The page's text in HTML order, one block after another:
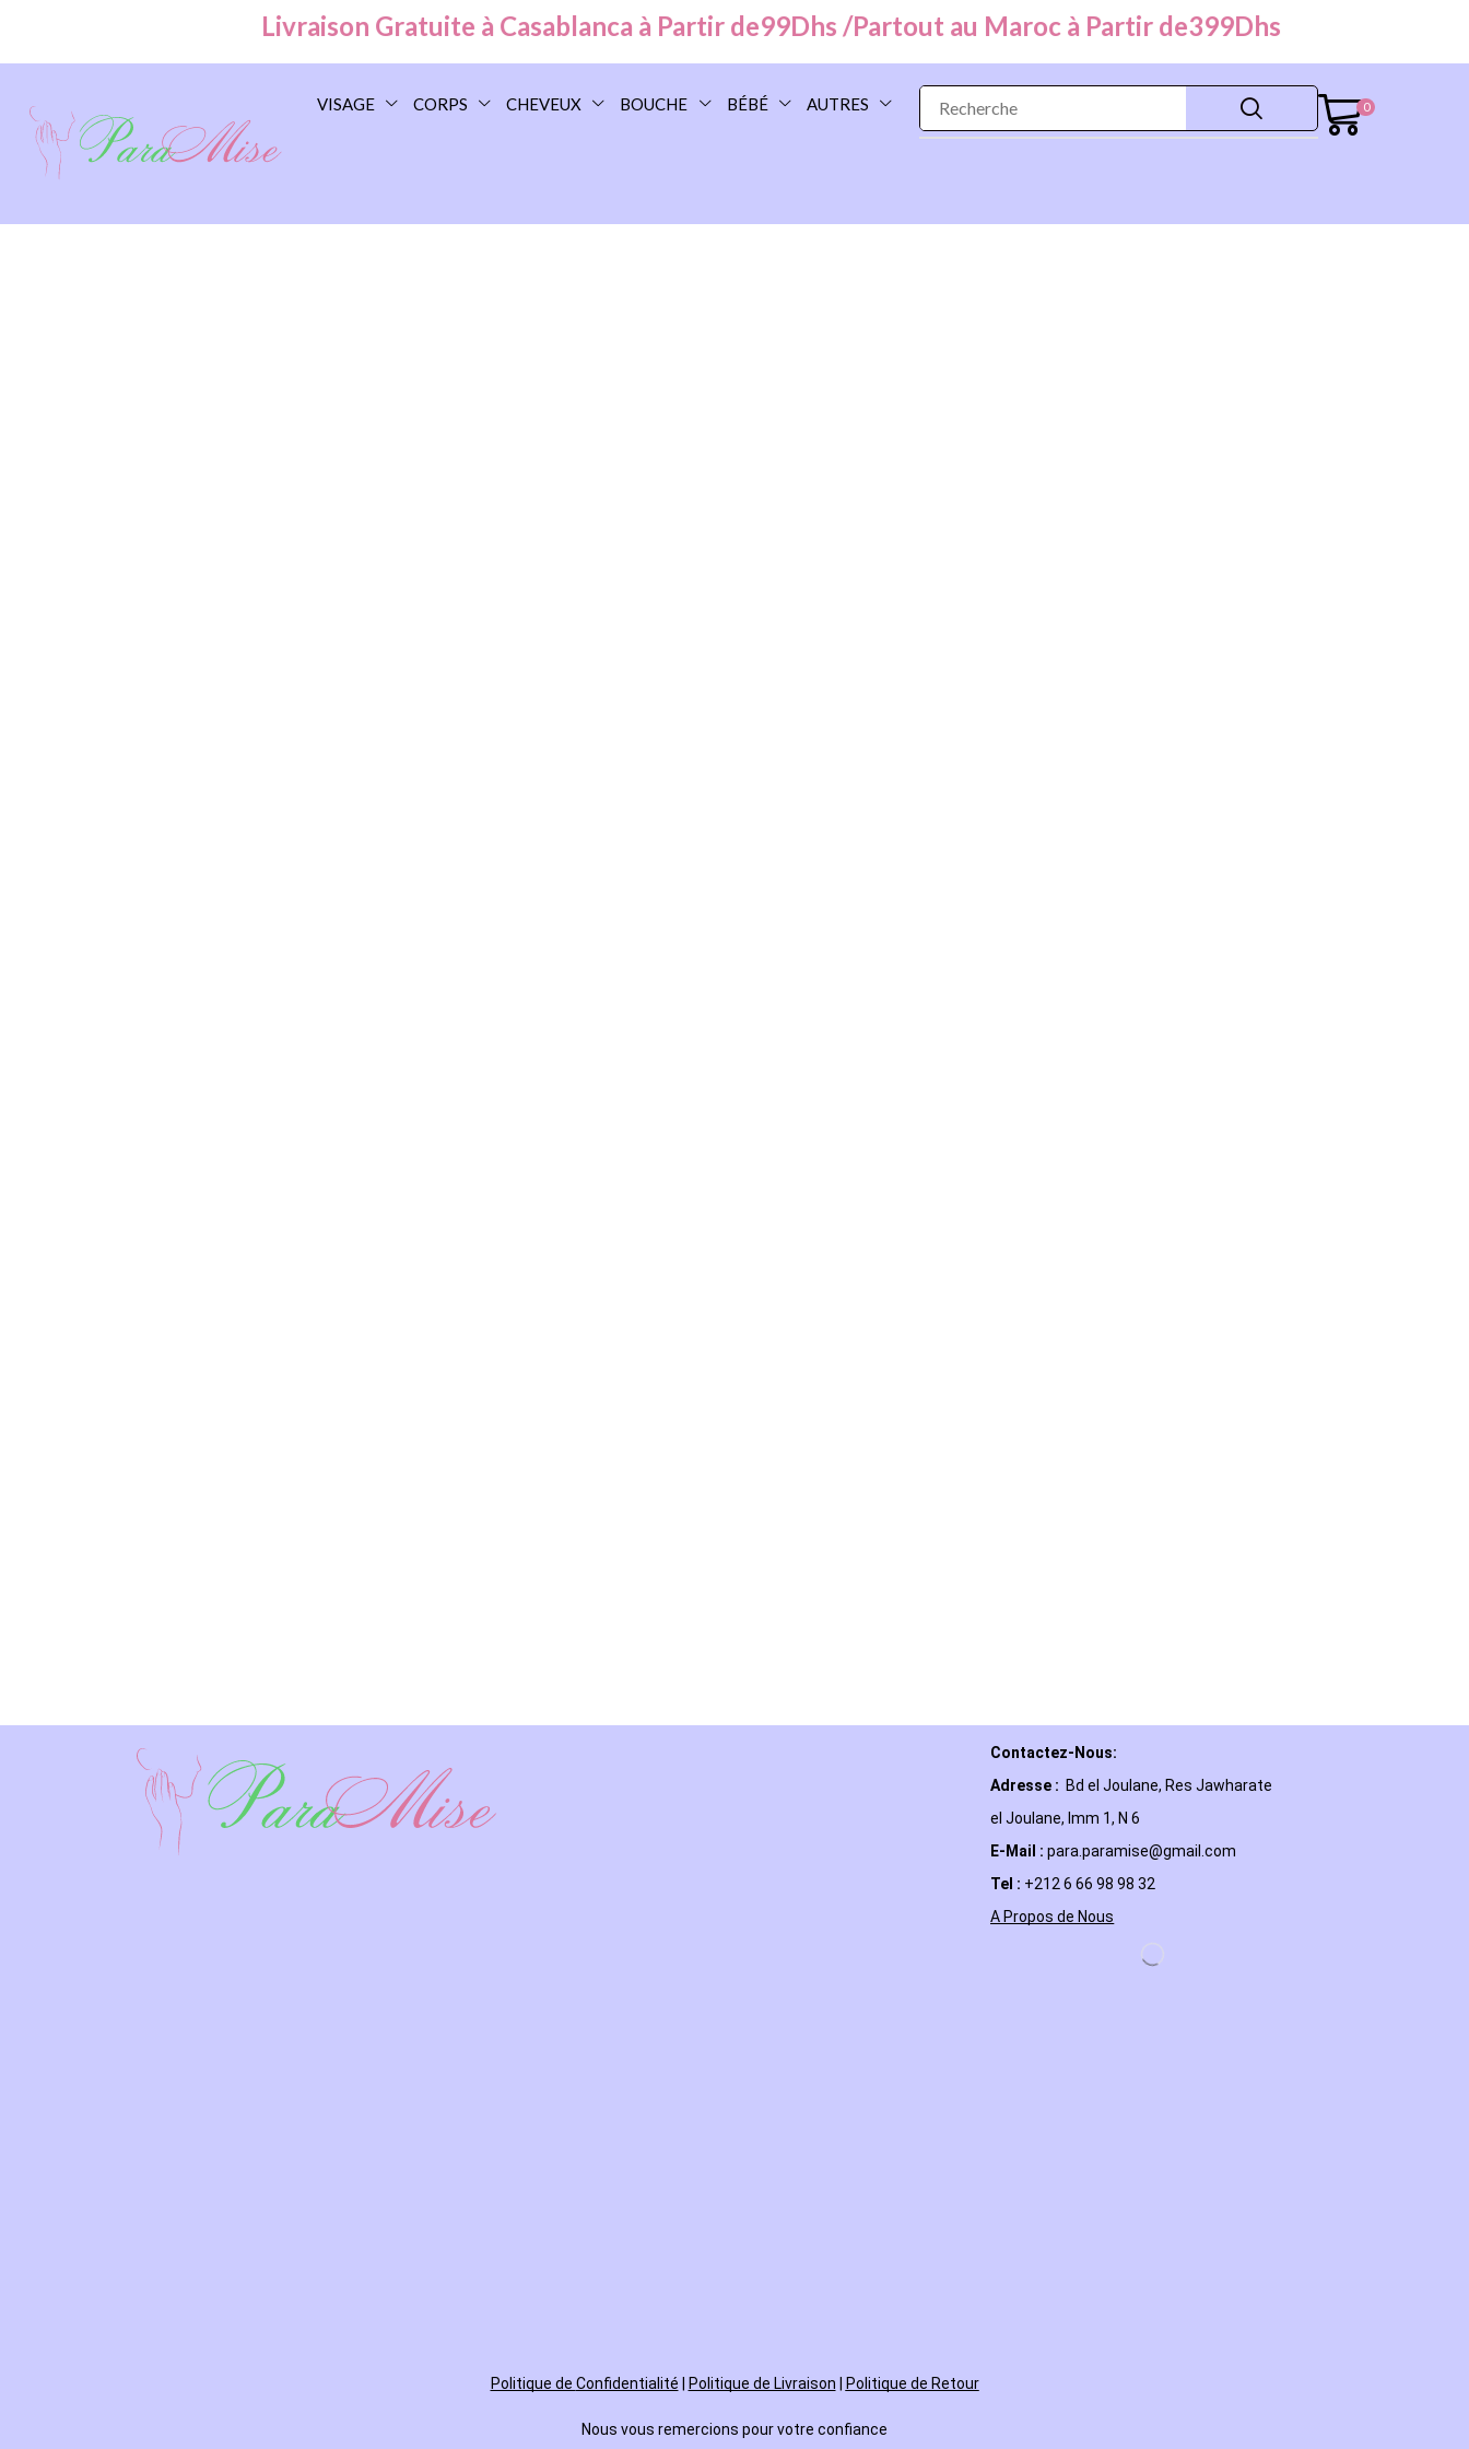
Livraison Gratuite à Casablanca à Partir de99Dhs /Partout au Maroc à Partir de399Dhs
VISAGE CORPS CHEVEUX BOUCHE BÉBÉ AUTRES 0
Contactez-Nous:
Adresse : Bd el Joulane, Res Jawharate
el Joulane, Imm 1, N 6
E-Mail : para.paramise@gmail.com
Tel : +212 6 66 98 98 32
A Propos de Nous
Politique de Confidentialité Politique de Livraison Politique de Retour
Nous vous remercions pour votre confiance